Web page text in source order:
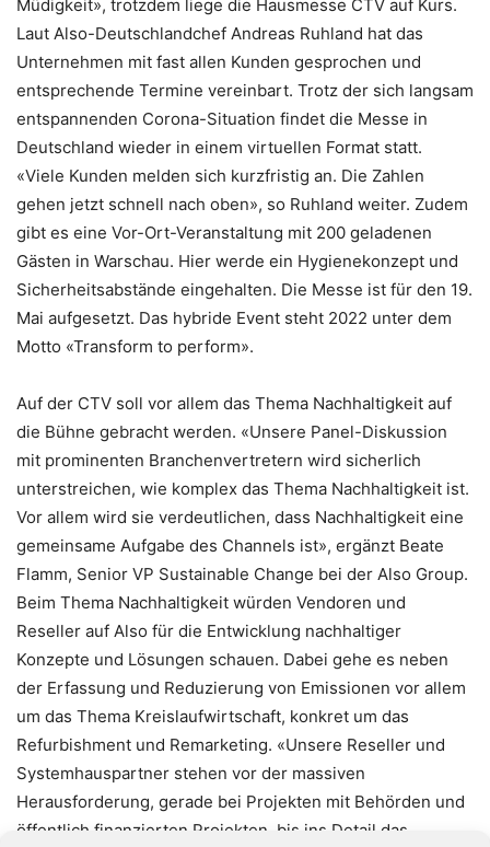
Müdigkeit», trotzdem liege die Hausmesse CTV auf Kurs.
Laut Also-Deutschlandchef Andreas Ruhland hat das
Unternehmen mit fast allen Kunden gesprochen und
entsprechende Termine vereinbart. Trotz der sich langsam
entspannenden Corona-Situation findet die Messe in
Deutschland wieder in einem virtuellen Format statt.
«Viele Kunden melden sich kurzfristig an. Die Zahlen
gehen jetzt schnell nach oben», so Ruhland weiter. Zudem
gibt es eine Vor-Ort-Veranstaltung mit 200 geladenen
Gästen in Warschau. Hier werde ein Hygienekonzept und
Sicherheitsabstände eingehalten. Die Messe ist für den 19.
Mai aufgesetzt. Das hybride Event steht 2022 unter dem
Motto «Transform to perform».
Auf der CTV soll vor allem das Thema Nachhaltigkeit auf
die Bühne gebracht werden. «Unsere Panel-Diskussion
mit prominenten Branchenvertretern wird sicherlich
unterstreichen, wie komplex das Thema Nachhaltigkeit ist.
Vor allem wird sie verdeutlichen, dass Nachhaltigkeit eine
gemeinsame Aufgabe des Channels ist», ergänzt Beate
Flamm, Senior VP Sustainable Change bei der Also Group.
Beim Thema Nachhaltigkeit würden Vendoren und
Reseller auf Also für die Entwicklung nachhaltiger
Konzepte und Lösungen schauen. Dabei gehe es neben
der Erfassung und Reduzierung von Emissionen vor allem
um das Thema Kreislaufwirtschaft, konkret um das
Refurbishment und Remarketing. «Unsere Reseller und
Systemhauspartner stehen vor der massiven
Herausforderung, gerade bei Projekten mit Behörden und
öffentlich finanzierten Projekten, bis ins Detail das